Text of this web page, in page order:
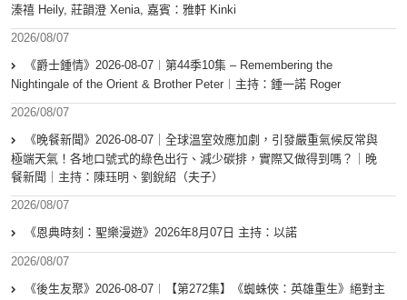
溱禧 Heily, 莊韻澄 Xenia, 嘉賓：雅軒 Kinki
2026/08/07
《爵士鍾情》2026-08-07︱第44季10集 – Remembering the
Nightingale of the Orient & Brother Peter︱主持：鍾一諾 Roger
2026/08/07
《晚餐新聞》2026-08-07｜全球溫室效應加劇，引發嚴重氣候反常與
極端天氣！各地口號式的綠色出行、減少碳排，實際又做得到嗎？｜晚
餐新聞｜主持：陳珏明、劉銳紹（夫子）
2026/08/07
《恩典時刻：聖樂漫遊》2026年8月07日 主持：以諾
2026/08/07
《後生友聚》2026-08-07︱【第272集】《蜘蛛俠：英雄重生》絕對主